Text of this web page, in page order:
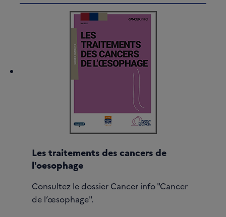
Les traitements des cancers de
l'oesophage
Consultez le dossier Cancer info "Cancer
de l’œsophage".